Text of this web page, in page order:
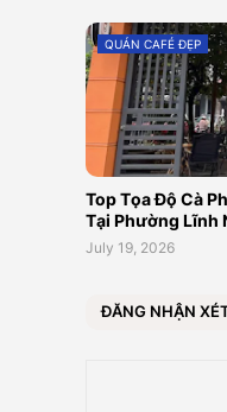
QUÁN CAFÉ ĐẸP
Top Tọa Độ Cà
Tại Phường Lĩnh
July 19, 2026
ĐĂNG NHẬN